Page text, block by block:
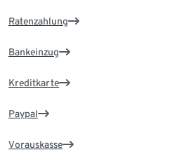
Ratenzahlung
Bankeinzug
Kreditkarte
Paypal
Vorauskasse